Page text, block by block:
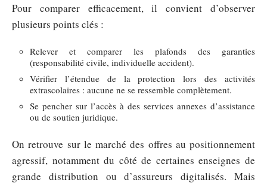
Pour comparer efficacement, il convient d’observer
plusieurs points clés :
Relever et comparer les plafonds des garanties
(responsabilité civile, individuelle accident).
Vérifier l’étendue de la protection lors des activités
extrascolaires : aucune ne se ressemble complètement.
Se pencher sur l’accès à des services annexes d’assistance
ou de soutien juridique.
On retrouve sur le marché des offres au positionnement
agressif, notamment du côté de certaines enseignes de
grande distribution ou d’assureurs digitalisés. Mais